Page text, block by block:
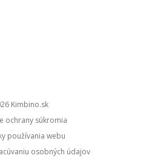
kimbino.sk
ochrany súkromia
používania webu
osobných údajov